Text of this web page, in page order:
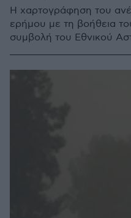
Η χαρτογράφηση του
ερήμου με τη βοήθεια
συμβολή του Εθνικού